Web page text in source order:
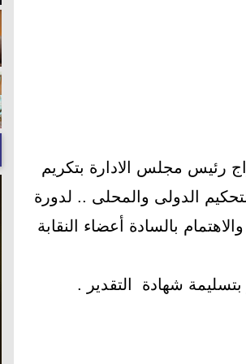
رئيس مجلس الادارة بتكريم
الدولى والمحلى .. لدورة
بالسادة أعضاء النقابة
شهادة التقدير .